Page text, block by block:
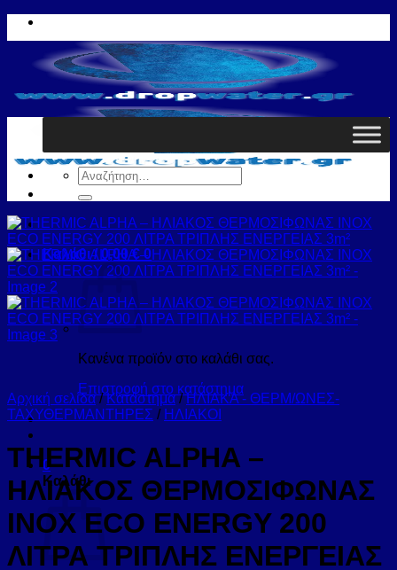
Μετάβαση
περιεχόμενο
Καλάθι /0,00€ 0
Κανένα προϊόν στο καλάθι σας.
Επιστροφή στο κατάστημα
0
Καλάθι
Αναζήτηση
για:
Αρχική σελίδα / Κατάστημα / ΗΛΙΑΚΑ - ΘΕΡΜ/ΩΝΕΣ-
ΤΑΧΥΘΕΡΜΑΝΤΗΡΕΣ / ΗΛΙΑΚΟΙ
ΤΗΕRΜΙC ALPHA –
ΗΛΙΑΚΟΣ ΘΕΡΜΟΣΙΦΩΝΑΣ
ΙΝΟΧ ECO ENERGY 200
ΛΙΤΡΑ ΤΡΙΠΛΗΣ ΕΝΕΡΓΕΙΑΣ